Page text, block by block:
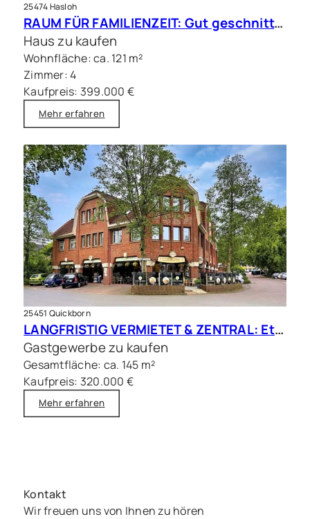
25474 Hasloh
RAUM FÜR FAMILIENZEIT: Gut geschnittene Doppelhaushälfte mit Sauna
Haus zu kaufen
Wohnfläche: ca. 121 m²
Zimmer: 4
Kaufpreis: 399.000 €
Mehr erfahren
25451 Quickborn
LANGFRISTIG VERMIETET & ZENTRAL: Etablierte Gastrofläche in frequentierter Citylage
Gastgewerbe zu kaufen
Gesamtfläche: ca. 145 m²
Kaufpreis: 320.000 €
Mehr erfahren
Kontakt
Wir freuen uns von Ihnen zu hören